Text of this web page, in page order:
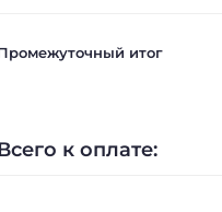
итог
к оплате: